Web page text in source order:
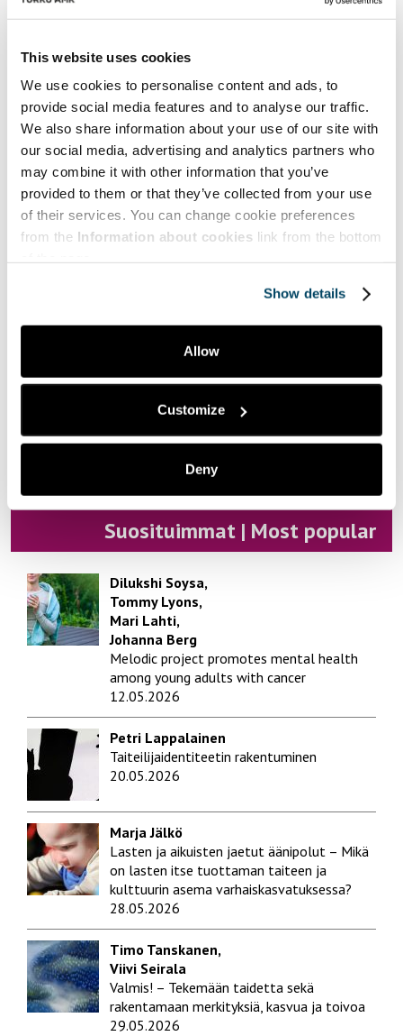
This website uses cookies
We use cookies to personalise content and ads, to
provide social media features and to analyse our traffic.
We also share information about your use of our site with
our social media, advertising and analytics partners who
may combine it with other information that you’ve
provided to them or that they’ve collected from your use
of their services. You can change cookie preferences
from the Information about cookies link from the bottom
Show details
Allow
Customize
Deny
Artikkelit käyttäjältä
Minna Salakari FT, lehtori, Vinssi-hankkeen
Turun ammattikorkeakoulu
Teemat | Themes
Myynti | Sales
Puheenvuoroja | Comments
Yrittäjyys | Entrepreneurship
Suosituimmat | Most popular
Dilukshi Soysa,
Tommy Lyons,
Mari Lahti,
Johanna Berg
Melodic project promotes mental health
among young adults with cancer
12.05.2026
Petri Lappalainen
Taiteilijaidentiteetin rakentuminen
20.05.2026
Marja Jälkö
Lasten ja aikuisten jaetut äänipolut – Mikä
on lasten itse tuottaman taiteen ja
kulttuurin asema varhaiskasvatuksessa?
28.05.2026
Timo Tanskanen,
Viivi Seirala
Valmis! – Tekemään taidetta sekä
rakentamaan merkityksiä, kasvua ja toivoa
29.05.2026